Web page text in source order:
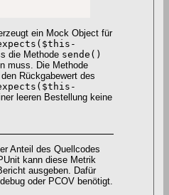
ein Mock Object für
die Methode sende()
muss. Die Methode
Rückgabewert des
leeren Bestellung keine
Anteil des Quellcodes
kann diese Metrik
ausgeben. Dafür
oder PCOV benötigt.